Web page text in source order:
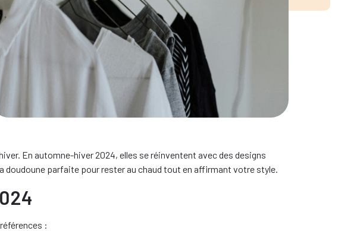
Hiver 2024 : Style
En automne-hiver 2024, elles se réinventent avec des designs
parfaite pour rester au chaud tout en affirmant votre style.
: